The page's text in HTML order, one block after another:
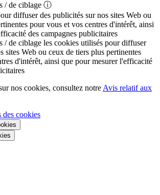
/ de ciblage ⓘ
diffuser des publicités sur nos sites Web ou
pour vous et vos centres d'intérêt, ainsi
des campagnes publicitaires
/ de ciblage les cookies utilisés pour diffuser
sites Web ou ceux de tiers plus pertinentes
d'intérêt, ainsi que pour mesurer l'efficacité
nos cookies, consultez notre Avis relatif aux
des cookies